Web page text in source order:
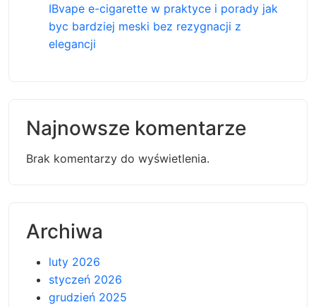
IBvape e-cigarette w praktyce i porady jak
byc bardziej meski bez rezygnacji z
elegancji
Najnowsze komentarze
Brak komentarzy do wyświetlenia.
Archiwa
luty 2026
styczeń 2026
grudzień 2025